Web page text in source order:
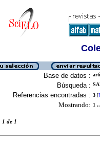
Base de datos :
Búsqueda :
Referencias encontradas : 3 [
Mostrando: 1
1 de 1